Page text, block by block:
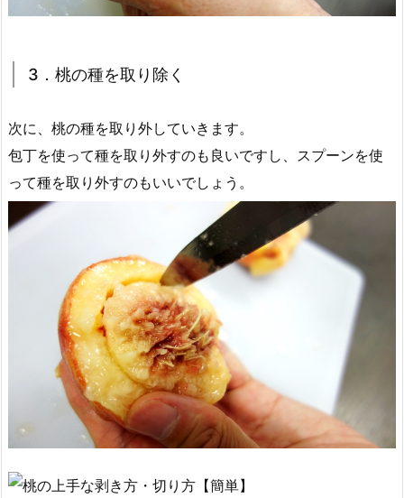
3．桃の種を取り除く
次に、桃の種を取り外していきます。
包丁を使って種を取り外すのも良いですし、スプーンを使
って種を取り外すのもいいでしょう。